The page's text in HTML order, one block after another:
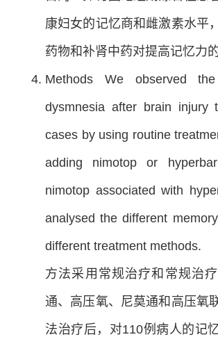
康妇女的记忆商和雌激素水平
药物和补肾中药对提高记忆力的
Methods We observed
dysmnesia after brain injury
cases by using routine
adding nimotop or
nimotop associated with
analysed the different
different treatment methods.
方法采用常规治疗和常规治
通、高压氧、尼莫通和高压氧
法治疗后，对110例病人的记